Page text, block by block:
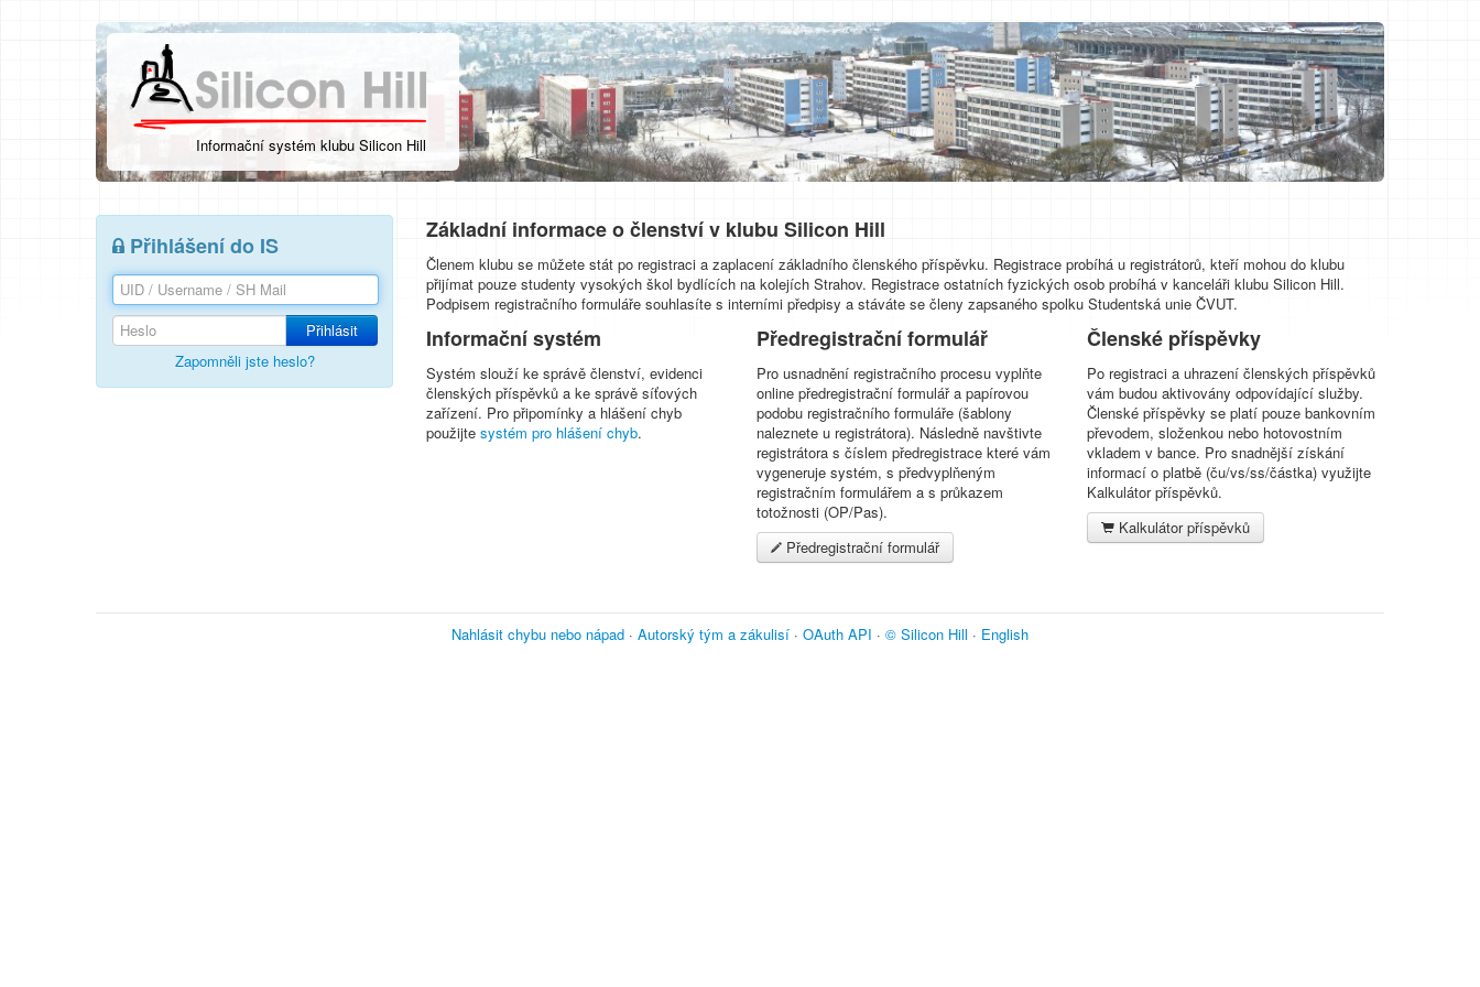
Informační systém klubu Silicon Hill
Přihlášení do IS
Přihlásit
Zapomněli jste heslo?
Základní informace o členství v klubu Silicon Hill
Členem klubu se můžete stát po registraci a zaplacení základního členského příspěvku. Registrace probíhá u registrátorů, kteří mohou do klubu
přijímat pouze studenty vysokých škol bydlících na kolejích Strahov. Registrace ostatních fyzických osob probíhá v kanceláři klubu Silicon Hill.
Podpisem registračního formuláře souhlasíte s interními předpisy a stáváte se členy zapsaného spolku Studentská unie ČVUT.
Informační systém
Systém slouží ke správě členství, evidenci
členských příspěvků a ke správě síťových
zařízení. Pro připomínky a hlášení chyb
použijte systém pro hlášení chyb.
Předregistrační formulář
Pro usnadnění registračního procesu vyplňte
online předregistrační formulář a papírovou
podobu registračního formuláře (šablony
naleznete u registrátora). Následně navštivte
registrátora s číslem předregistrace které vám
vygeneruje systém, s předvyplňeným
registračním formulářem a s průkazem
totožnosti (OP/Pas).
Předregistrační formulář
Členské příspěvky
Po registraci a uhrazení členských příspěvků
vám budou aktivovány odpovídající služby.
Členské příspěvky se platí pouze bankovním
převodem, složenkou nebo hotovostním
vkladem v bance. Pro snadnější získání
informací o platbě (ču/vs/ss/částka) využijte
Kalkulátor příspěvků.
Kalkulátor příspěvků
Nahlásit chybu nebo nápad · Autorský tým a zákulisí · OAuth API · © Silicon Hill · English